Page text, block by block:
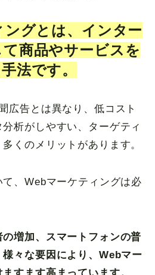
グとは、インター
商品やサービスを
法です。
広告とは異なり、低コスト
析がしやすい、ターゲティ
くのメリットがあります。
、Webマーケティングは必
増加、スマートフォンの普
々な要因により、Webマー